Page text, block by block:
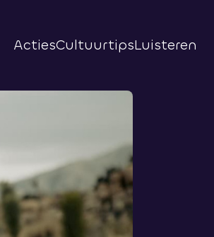
ActiesCultuurtipsLuisteren